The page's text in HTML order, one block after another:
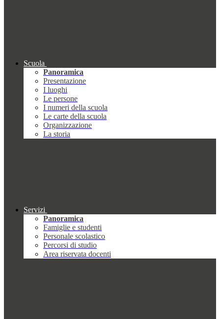
Scuola
Panoramica
Presentazione
I luoghi
Le persone
I numeri della scuola
Le carte della scuola
Organizzazione
La storia
Servizi
Panoramica
Famiglie e studenti
Personale scolastico
Percorsi di studio
Area riservata docenti